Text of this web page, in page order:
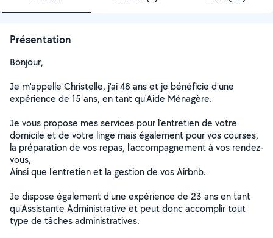
Présentation
Bonjour,
Je m'appelle Christelle, j'ai 48 ans et je bénéficie d'une
expérience de 15 ans, en tant qu'Aide Ménagère.
Je vous propose mes services pour l'entretien de votre
domicile et de votre linge mais également pour vos courses,
la préparation de vos repas, l'accompagnement à vos rendez-
vous,
Ainsi que l'entretien et la gestion de vos Airbnb.
Je dispose également d'une expérience de 23 ans en tant
qu'Assistante Administrative et peut donc accomplir tout
type de tâches administratives.